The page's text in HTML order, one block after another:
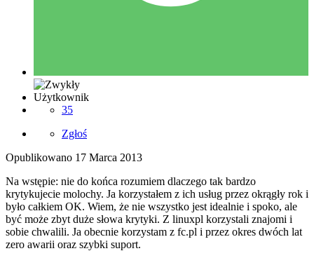
Użytkownik
35
Zgłoś
Opublikowano 17 Marca 2013
Na wstępie: nie do końca rozumiem dlaczego tak bardzo
krytykujecie molochy. Ja korzystałem z ich usług przez okrągły rok i
było całkiem OK. Wiem, że nie wszystko jest idealnie i spoko, ale
być może zbyt duże słowa krytyki. Z linuxpl korzystali znajomi i
sobie chwalili. Ja obecnie korzystam z fc.pl i przez okres dwóch lat
zero awarii oraz szybki suport.